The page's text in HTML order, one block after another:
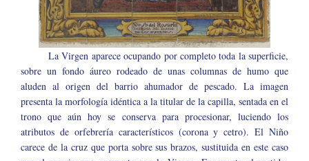
La Virgen aparece ocupando por completo toda la superficie,
sobre un fondo áureo rodeado de unas columnas de humo que
aluden al origen del barrio ahumador de pescado. La imagen
presenta la morfología idéntica a la titular de la capilla, sentada en el
trono que aún hoy se conserva para procesionar, luciendo los
atributos de orfebrería característicos (corona y cetro). El Niño
carece de la cruz que porta sobre sus brazos, sustituida en este caso